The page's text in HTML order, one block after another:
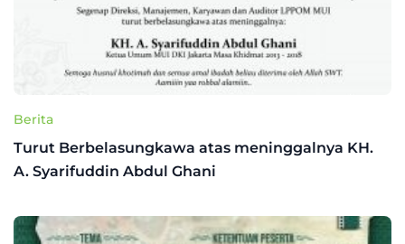
Berita
Turut Berbelasungkawa atas meninggalnya KH.
A. Syarifuddin Abdul Ghani